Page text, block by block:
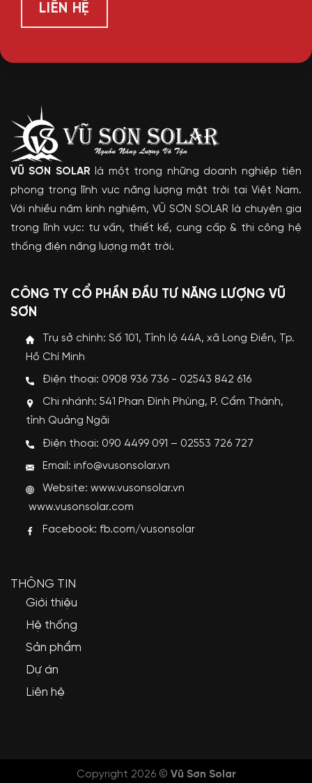
LIÊN HỆ
VŨ SƠN SOLAR là một trong những doanh nghiệp tiên
phong trong lĩnh vực năng lượng mặt trời tại Việt Nam.
Với nhiều năm kinh nghiệm, VŨ SƠN SOLAR là chuyên gia
trong lĩnh vực: tư vấn, thiết kế, cung cấp & thi công hệ
thống điện năng lượng mặt trời.
CÔNG TY CỔ PHẦN ĐẦU TƯ NĂNG LƯỢNG VŨ
SƠN
Trụ sở chính: Số 101, Tỉnh lộ 44A, xã Long Điền, Tp.
Hồ Chí Minh
Điện thoại: 0908 936 736 - 02543 842 616
Chi nhánh: 541 Phan Đình Phùng, P. Cẩm Thành,
tỉnh Quảng Ngãi
Điện thoại: 090 4499 091 – 02553 726 727
Email: info@vusonsolar.vn
Website:www.vusonsolar.vn
www.vusonsolar.com
Facebook: fb.com/vusonsolar
THÔNG TIN
Giới thiệu
Hệ thống
Sản phẩm
Dự án
Liên hệ
Copyright 2026 © Vũ Sơn Solar